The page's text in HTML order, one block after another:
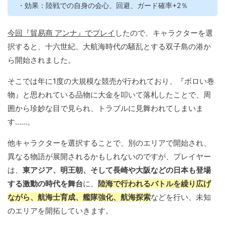
・効果：陸戦での自身の会心、回避、ガード確率+2％
今回『貿易商 アンナ』でプレイ したので、キャラクターを選
択すると、十六世紀、大航海時代の騒乱とする双子島の港か
ら開始されました。
そこでは年に1度の大規模な競売が行われており、『ボロい巻
物』と思われている品物に大金を叩いて落札したことで、周
囲から珍妙な目で見られ、トラブルに見舞われてしまいま
す……。
他キャラクターを選択することで、別のエリアで開始され、
異なる物語が展開されるかもしれないのですが、プレイヤー
は、 東アジア、明王朝、そして長崎や大阪などの日本も登場
する激動の時代を舞台に、 陸海で行われるバトルを繰り広げ
ながら、航海士育成、艦隊強化、航海探索などを行い、未知
のエリアを開拓していきます。